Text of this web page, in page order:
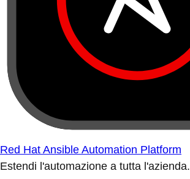
Red Hat Ansible Automation Platform
Estendi l'automazione a tutta l'azienda.